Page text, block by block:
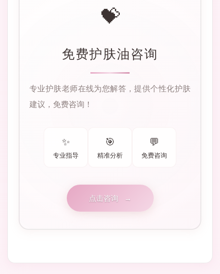
💝
免费护肤油咨询
专业护肤老师在线为您解答，提供个性化护肤
建议，免费咨询！
✨
专业指导
🎯
精准分析
💬
免费咨询
点击咨询 →